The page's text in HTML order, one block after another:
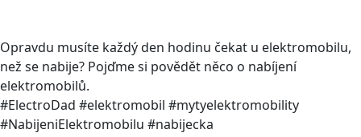
Opravdu musíte každý den hodinu čekat u elektromobilu,
než se nabije? Pojďme si povědět něco o nabíjení
elektromobilů.
#ElectroDad #elektromobil #mytyelektromobility
#NabijeniElektromobilu #nabijecka